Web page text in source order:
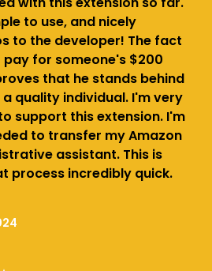
to use, and nicely
to the developer! The fact
for someone's $200
that he stands behind
quality individual. I'm very
support this extension. I'm
to transfer my Amazon
assistant. This is
process incredibly quick.